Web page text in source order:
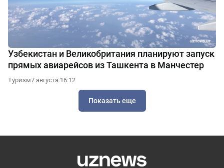
Узбекистан и Великобритания планируют запуск
прямых авиарейсов из Ташкента в Манчестер
Туризм7 августа 16:12
Показать еще